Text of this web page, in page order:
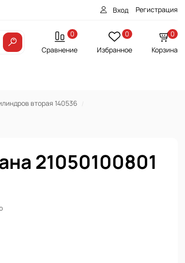
Вход Регистрация
0
Сравнение
0
Избранное
0
Корзина
вторая 140536
21050100801